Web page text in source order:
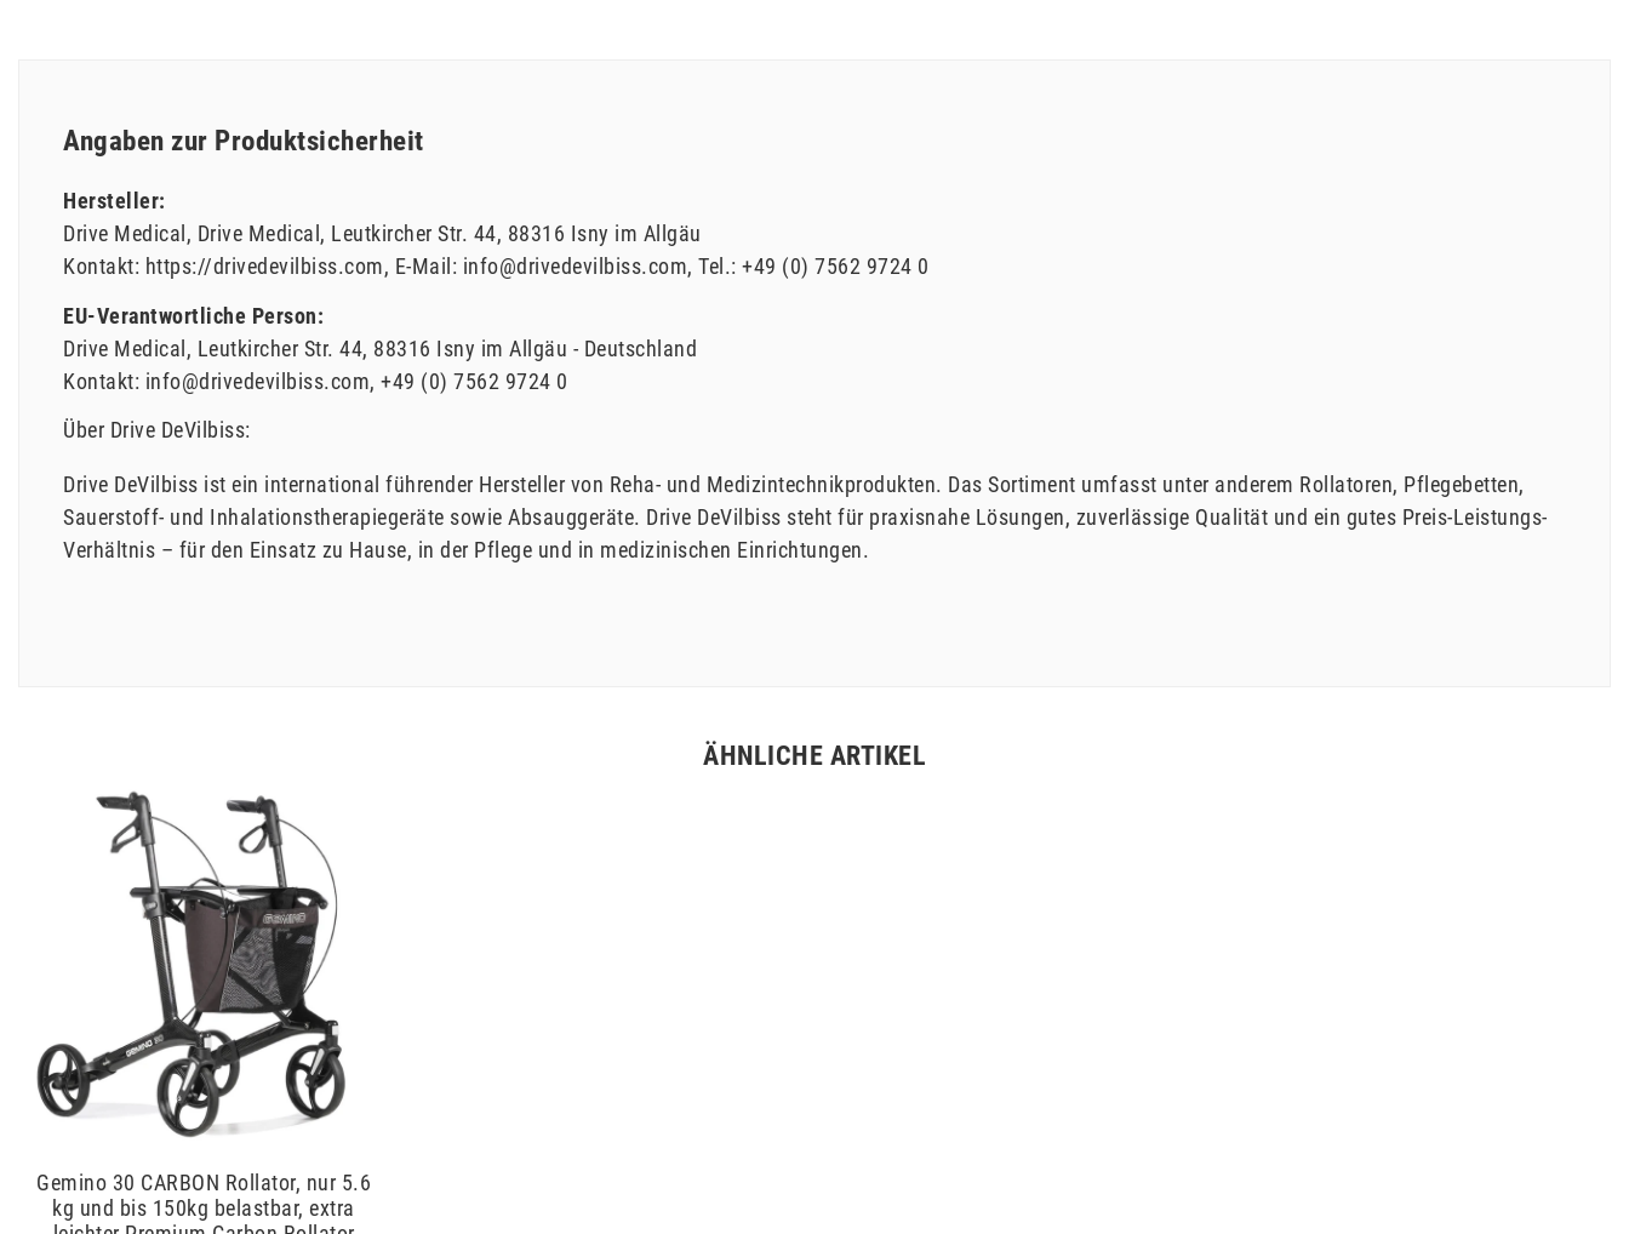
Angaben zur Produktsicherheit
Hersteller:
Drive Medical
Drive Medical Leutkircher Str. 44 88316 Isny im Allgäu
Kontakt: https://drivedevilbiss.com E-Mail: info@drivedevilbiss.com Tel.: +49 (0) 7562 9724 0
EU-Verantwortliche Person:
Drive Medical Leutkircher Str. 44 88316 Isny im Allgäu
Deutschland
Kontakt: info@drivedevilbiss.com +49 (0) 7562 9724 0
Über Drive DeVilbiss:
Drive DeVilbiss ist ein international führender Hersteller von Reha- und Medizintechnikprodukten. Das Sortiment umfasst unter anderem Rollatoren, Pflegebetten,
Sauerstoff- und Inhalationstherapiegeräte sowie Absauggeräte. Drive DeVilbiss steht für praxisnahe Lösungen, zuverlässige Qualität und ein gutes Preis-Leistungs-
Verhältnis – für den Einsatz zu Hause, in der Pflege und in medizinischen Einrichtungen.
ÄHNLICHE ARTIKEL
Gemino 30 CARBON Rollator, nur 5.6
kg und bis 150kg belastbar, extra